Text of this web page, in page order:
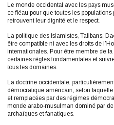
Le monde occidental avec les pays
ce fléau pour que toutes les
retrouvent leur dignité et le respect.
La politique des Islamistes, Talibans,
être compatible ni avec les droits de
internationales. Pour être membre de
certaines règles fondamentales et
tous les domaines.
La doctrine occidentale,
démocratique américain, selon
et remplacées par des régimes
monde arabo-musulman dominé par
archaïques et fanatiques.